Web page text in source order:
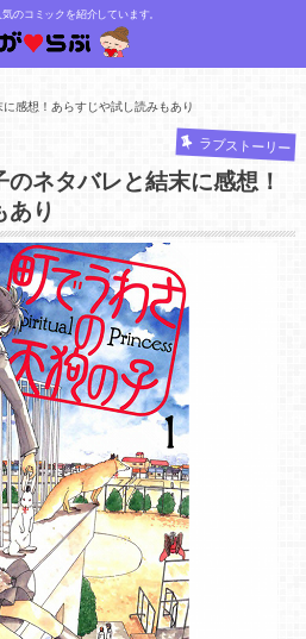
のコミックを紹介しています。
感想！あらすじや試し読みもあり
ラブストーリー
ネタバレと結末に感想！
あり